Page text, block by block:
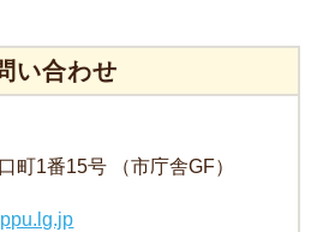
い合わせ
町1番15号 （市庁舎GF）